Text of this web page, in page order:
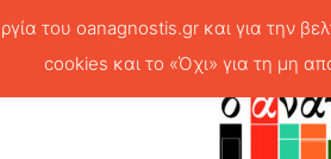
του oanagnostis.gr και για την
cookies και το «Όχι» για τη μη